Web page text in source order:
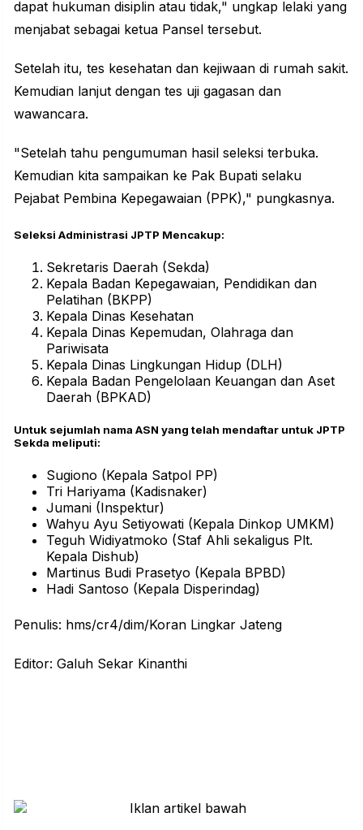
dapat hukuman disiplin atau tidak," ungkap lelaki yang
menjabat sebagai ketua Pansel tersebut.
Setelah itu, tes kesehatan dan kejiwaan di rumah sakit.
Kemudian lanjut dengan tes uji gagasan dan
wawancara.
"Setelah tahu pengumuman hasil seleksi terbuka.
Kemudian kita sampaikan ke Pak Bupati selaku
Pejabat Pembina Kepegawaian (PPK)," pungkasnya.
Seleksi Administrasi JPTP Mencakup:
Sekretaris Daerah (Sekda)
Kepala Badan Kepegawaian, Pendidikan dan
Pelatihan (BKPP)
Kepala Dinas Kesehatan
Kepala Dinas Kepemudan, Olahraga dan
Pariwisata
Kepala Dinas Lingkungan Hidup (DLH)
Kepala Badan Pengelolaan Keuangan dan Aset
Daerah (BPKAD)
Untuk sejumlah nama ASN yang telah mendaftar untuk JPTP
Sekda meliputi:
Sugiono (Kepala Satpol PP)
Tri Hariyama (Kadisnaker)
Jumani (Inspektur)
Wahyu Ayu Setiyowati (Kepala Dinkop UMKM)
Teguh Widiyatmoko (Staf Ahli sekaligus Plt.
Kepala Dishub)
Martinus Budi Prasetyo (Kepala BPBD)
Hadi Santoso (Kepala Disperindag)
Penulis: hms/cr4/dim/Koran Lingkar Jateng
Editor: Galuh Sekar Kinanthi